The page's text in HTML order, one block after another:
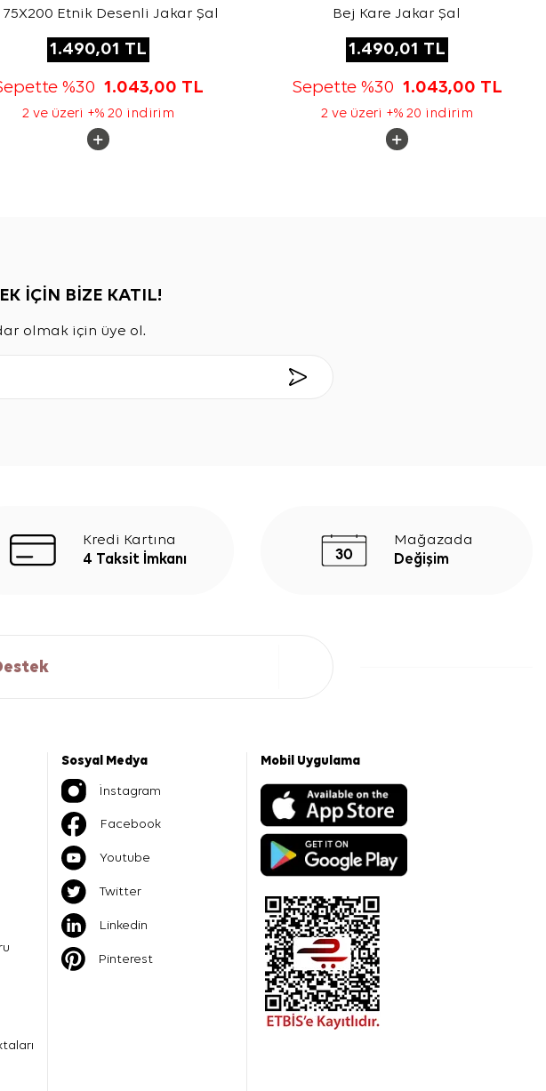
75X200 Etnik Desenli Jakar Şal
1.490,01 TL
%30 1.043,00 TL
2 ve üzeri +% 20 indirim
Bej Kare Jakar Şal
1.490,01 TL
Sepette %30 1.043,00 TL
2 ve üzeri +% 20 indirim
İÇİN BİZE KATIL!
olmak için üye ol.
Kredi Kartına
4 Taksit İmkanı
Mağazada
Değişim
Sosyal Medya
İnstagram
Facebook
Youtube
Twitter
Linkedin
Pinterest
Mobil Uygulama